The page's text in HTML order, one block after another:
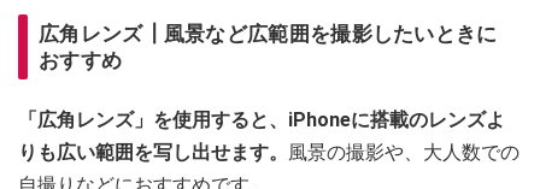
広角レンズ┃風景など広範囲を撮影したいときに
おすすめ
「広角レンズ」を使用すると、iPhoneに搭載のレンズよ
りも広い範囲を写し出せます。 風景の撮影や、大人数での